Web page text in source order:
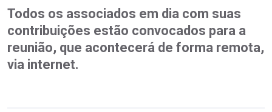
Todos os associados em dia com suas
contribuições estão convocados para a
reunião, que acontecerá de forma remota,
via internet.